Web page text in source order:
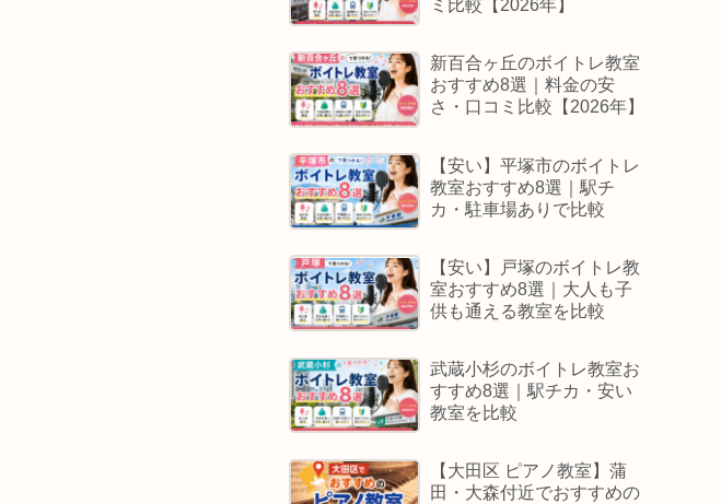
ミ比較【2026年】
新百合ヶ丘のボイトレ教室
おすすめ8選｜料金の安
さ・口コミ比較【2026年】
【安い】平塚市のボイトレ
教室おすすめ8選｜駅チ
カ・駐車場ありで比較
【安い】戸塚のボイトレ教
室おすすめ8選｜大人も子
供も通える教室を比較
武蔵小杉のボイトレ教室お
すすめ8選｜駅チカ・安い
教室を比較
【大田区 ピアノ教室】蒲
田・大森付近でおすすめの